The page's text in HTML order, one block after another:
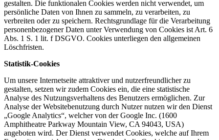
gestalten. Die funktionalen Cookies werden nicht verwendet, um
persönliche Daten von Ihnen zu sammeln, zu verarbeiten, zu
verbreiten oder zu speichern. Rechtsgrundlage für die Verarbeitung
personenbezogener Daten unter Verwendung von Cookies ist Art. 6
Abs. 1 S. 1 lit. f DSGVO. Cookies unterliegen den allgemeinen
Löschfristen.
Statistik-Cookies
Um unsere Internetseite attraktiver und nutzerfreundlicher zu
gestalten, setzen wir zudem Cookies ein, die eine statistische
Analyse des Nutzungsverhaltens des Benutzers ermöglichen. Zur
Analyse der Websitebenutzung durch Nutzer nutzen wir den Dienst
„Google Analytics“, welcher von der Google Inc. (1600
Amphitheatre Parkway Mountain View, CA 94043, USA)
angeboten wird. Der Dienst verwendet Cookies, welche auf Ihrem